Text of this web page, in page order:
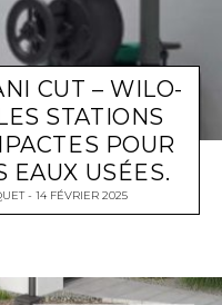
CUT – WILO-
STATIONS
POUR
EAUX USÉES.
14 FÉVRIER 2025